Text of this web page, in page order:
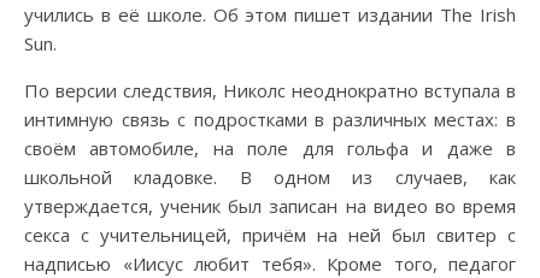
учились в её школе. Об этом пишет издании The Irish
Sun.
По версии следствия, Николс неоднократно вступала в
интимную связь с подростками в различных местах: в
своём автомобиле, на поле для гольфа и даже в
школьной кладовке. В одном из случаев, как
утверждается, ученик был записан на видео во время
секса с учительницей, причём на ней был свитер с
надписью «Иисус любит тебя». Кроме того, педагог